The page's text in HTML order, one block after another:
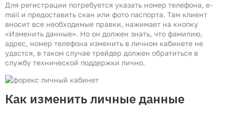
Для регистрации потребуется указать номер телефона, e-
mail и предоставить скан или фото паспорта. Там клиент
вносит все необходимые правки, нажимает на кнопку
«Изменить данные». Но он должен знать, что фамилию,
адрес, номер телефона изменить в личном кабинете не
удастся, в таком случае трейдер должен обратиться в
службу технической поддержки лично.
Как изменить личные данные